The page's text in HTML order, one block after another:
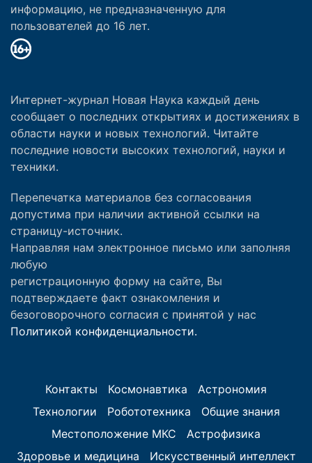
информацию, не предназначенную для
пользователей до 16 лет.
Интернет-журнал Новая Наука каждый день
сообщает о последних открытиях и достижениях в
области науки и новых технологий. Читайте
последние новости высоких технологий, науки и
техники.
Перепечатка материалов без согласования
допустима при наличии активной ссылки на
страницу-источник.
Направляя нам электронное письмо или заполняя
любую
регистрационную форму на сайте, Вы
подтверждаете факт ознакомления и
безоговорочного согласия с принятой у нас
Политикой конфиденциальности.
Контакты Космонавтика
Астрономия
Технологии
Робототехника
Общие знания
Местоположение МКС
Астрофизика
Здоровье и медицина
Искусственный интеллект